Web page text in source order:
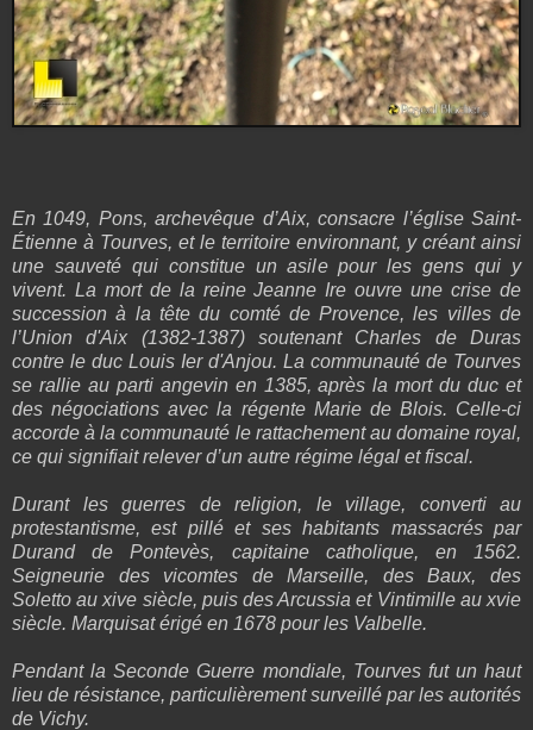
En 1049, Pons, archevêque d’Aix, consacre l’église Saint-
Étienne à Tourves, et le territoire environnant, y créant ainsi
une sauveté qui constitue un asile pour les gens qui y
vivent. La mort de la reine Jeanne Ire ouvre une crise de
succession à la tête du comté de Provence, les villes de
l’Union d'Aix (1382-1387) soutenant Charles de Duras
contre le duc Louis Ier d'Anjou. La communauté de Tourves
se rallie au parti angevin en 1385, après la mort du duc et
des négociations avec la régente Marie de Blois. Celle-ci
accorde à la communauté le rattachement au domaine royal,
ce qui signifiait relever d’un autre régime légal et fiscal.
Durant les guerres de religion, le village, converti au
protestantisme, est pillé et ses habitants massacrés par
Durand de Pontevès, capitaine catholique, en 1562.
Seigneurie des vicomtes de Marseille, des Baux, des
Soletto au xive siècle, puis des Arcussia et Vintimille au xvie
siècle. Marquisat érigé en 1678 pour les Valbelle.
Pendant la Seconde Guerre mondiale, Tourves fut un haut
lieu de résistance, particulièrement surveillé par les autorités
de Vichy.